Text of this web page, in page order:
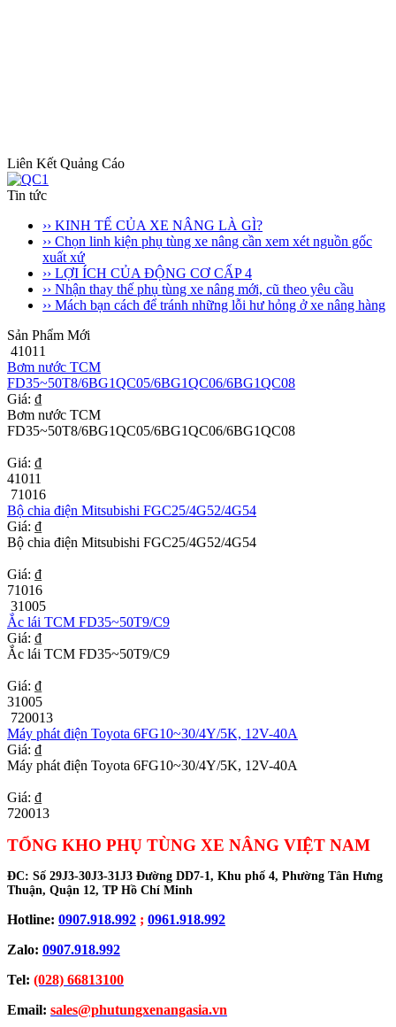
Liên Kết Quảng Cáo
Tin tức
›› KINH TẾ CỦA XE NÂNG LÀ GÌ?
›› Chọn linh kiện phụ tùng xe nâng cần xem xét nguồn gốc
xuất xứ
›› LỢI ÍCH CỦA ĐỘNG CƠ CẤP 4
›› Nhận thay thế phụ tùng xe nâng mới, cũ theo yêu cầu
›› Mách bạn cách để tránh những lỗi hư hỏng ở xe nâng hàng
Sản Phẩm Mới
41011
Bơm nước TCM
FD35~50T8/6BG1QC05/6BG1QC06/6BG1QC08
Giá: ₫
Bơm nước TCM
FD35~50T8/6BG1QC05/6BG1QC06/6BG1QC08
Giá: ₫
41011
71016
Bộ chia điện Mitsubishi FGC25/4G52/4G54
Giá: ₫
Bộ chia điện Mitsubishi FGC25/4G52/4G54
Giá: ₫
71016
31005
Ắc lái TCM FD35~50T9/C9
Giá: ₫
Ắc lái TCM FD35~50T9/C9
Giá: ₫
31005
720013
Máy phát điện Toyota 6FG10~30/4Y/5K, 12V-40A
Giá: ₫
Máy phát điện Toyota 6FG10~30/4Y/5K, 12V-40A
Giá: ₫
720013
TỔNG KHO PHỤ TÙNG XE NÂNG VIỆT NAM
ĐC: Số 29J3-30J3-31J3 Đường DD7-1, Khu phố 4, Phường Tân Hưng
Thuận, Quận 12, TP Hồ Chí Minh
Hotline: 0907.918.992 ; 0961.918.992
Zalo: 0907.918.992
Tel: (028) 66813100
Email: sales@phutungxenangasia.vn